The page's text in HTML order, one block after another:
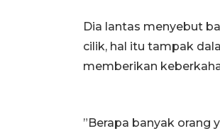
Dia lantas menyebut
cilik, hal itu tampak
memberikan
”Berapa banyak orang